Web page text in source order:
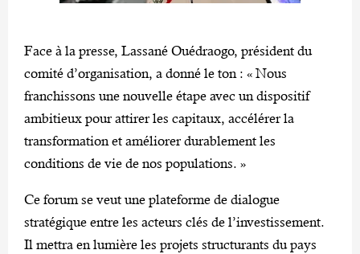
Face à la presse, Lassané Ouédraogo, président du
comité d’organisation, a donné le ton : « Nous
franchissons une nouvelle étape avec un dispositif
ambitieux pour attirer les capitaux, accélérer la
transformation et améliorer durablement les
conditions de vie de nos populations. »
Ce forum se veut une plateforme de dialogue
stratégique entre les acteurs clés de l’investissement.
Il mettra en lumière les projets structurants du pays